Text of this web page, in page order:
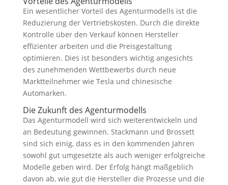
Ein wesentlicher Vorteil des Agenturmodells ist die
Reduzierung der Vertriebskosten. Durch die direkte
Kontrolle über den Verkauf können Hersteller
effizienter arbeiten und die Preisgestaltung
optimieren. Dies ist besonders wichtig angesichts
des zunehmenden Wettbewerbs durch neue
Marktteilnehmer wie Tesla und chinesische
Automarken.
Die Zukunft des Agenturmodells
Das Agenturmodell wird sich weiterentwickeln und
an Bedeutung gewinnen. Stackmann und Brossett
sind sich einig, dass es in den kommenden Jahren
sowohl gut umgesetzte als auch weniger erfolgreiche
Modelle geben wird. Der Erfolg hängt maßgeblich
davon ab, wie gut die Hersteller die Prozesse und die